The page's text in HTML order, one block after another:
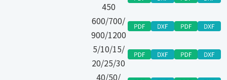
450
600/700/
900/1200
5/10/15/
20/25/30
40/50/